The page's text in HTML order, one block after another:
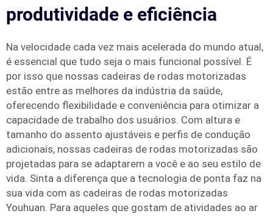
produtividade e eficiência
Na velocidade cada vez mais acelerada do mundo atual,
é essencial que tudo seja o mais funcional possível. É
por isso que nossas cadeiras de rodas motorizadas
estão entre as melhores da indústria da saúde,
oferecendo flexibilidade e conveniência para otimizar a
capacidade de trabalho dos usuários. Com altura e
tamanho do assento ajustáveis e perfis de condução
adicionais, nossas cadeiras de rodas motorizadas são
projetadas para se adaptarem a você e ao seu estilo de
vida. Sinta a diferença que a tecnologia de ponta faz na
sua vida com as cadeiras de rodas motorizadas
Youhuan. Para aqueles que gostam de atividades ao ar